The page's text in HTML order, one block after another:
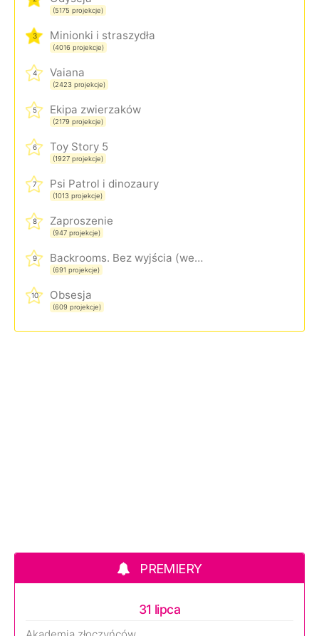
(5175 projekcje)
3 Minionki i straszydła
(4016 projekcje)
4 Vaiana
(2423 projekcje)
5 Ekipa zwierzaków
(2179 projekcje)
6 Toy Story 5
(1927 projekcje)
7 Psi Patrol i dinozaury
(1013 projekcje)
8 Zaproszenie
(947 projekcje)
9 Backrooms. Bez wyjścia (wersja rozszerzona)
(691 projekcje)
10 Obsesja
(609 projekcje)
PREMIERY
31 lipca